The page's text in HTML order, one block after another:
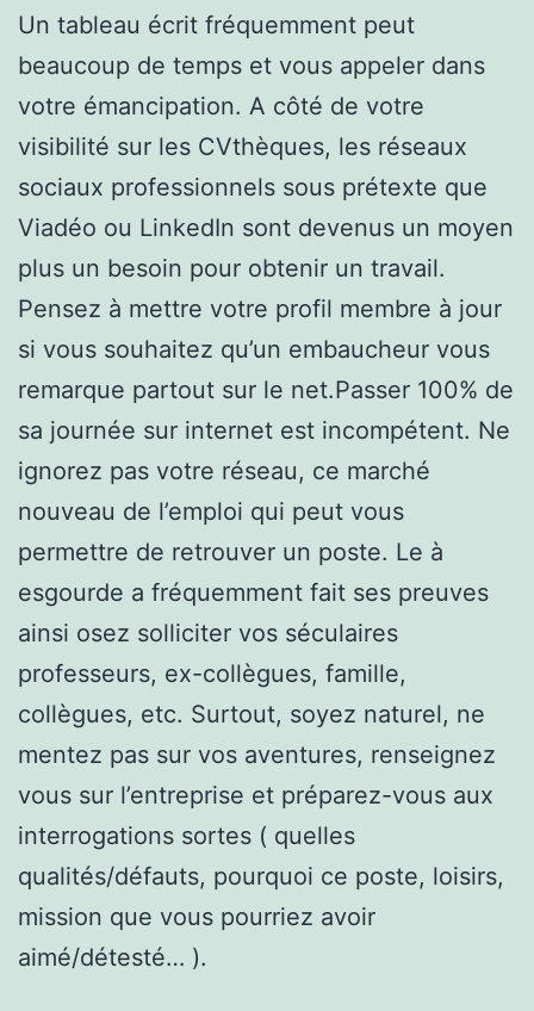
Un tableau écrit fréquemment peut
beaucoup de temps et vous appeler dans
votre émancipation. A côté de votre
visibilité sur les CVthèques, les réseaux
sociaux professionnels sous prétexte que
Viadéo ou LinkedIn sont devenus un moyen
plus un besoin pour obtenir un travail.
Pensez à mettre votre profil membre à jour
si vous souhaitez qu’un embaucheur vous
remarque partout sur le net.Passer 100% de
sa journée sur internet est incompétent. Ne
ignorez pas votre réseau, ce marché
nouveau de l’emploi qui peut vous
permettre de retrouver un poste. Le à
esgourde a fréquemment fait ses preuves
ainsi osez solliciter vos séculaires
professeurs, ex-collègues, famille,
collègues, etc. Surtout, soyez naturel, ne
mentez pas sur vos aventures, renseignez
vous sur l’entreprise et préparez-vous aux
interrogations sortes ( quelles
qualités/défauts, pourquoi ce poste, loisirs,
mission que vous pourriez avoir
aimé/détesté… ).